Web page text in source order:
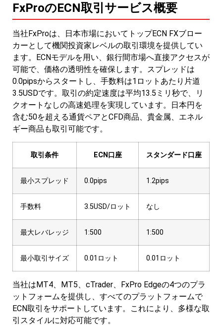
FxProのECN取引サービス概要
当社FxProは、日本市場においてトップECN FXブロー
カーとして機関投資家レベルの取引環境を提供してい
ます。ECNモデルを用い、銀行間市場へ直接アクセスが
可能で、価格の透明性を確保します。スプレッドは
0.0pipsからスタートし、手数料は1ロットあたり片道
3.5USDです。取引の約定速度は平均13.5ミリ秒で、リ
クオートなしの高速処理を実現しています。日本円を
含む50を超える通貨ペアとCFD商品、貴金属、エネル
ギー商品も取引可能です。
取引条件 ECN口座 スタンダード口座
最小スプレッド 0.0pips 1.2pips
手数料 3.5USD/ロット なし
最大レバレッジ 1:500 1:500
最小取引サイズ 0.01ロット 0.01ロット
当社はMT4、MT5、cTrader、FxPro Edgeの4つのプラ
ットフォームを提供し、すべてのプラットフォームで
ECN取引をサポートしています。これにより、多様な取
引スタイルに対応可能です。